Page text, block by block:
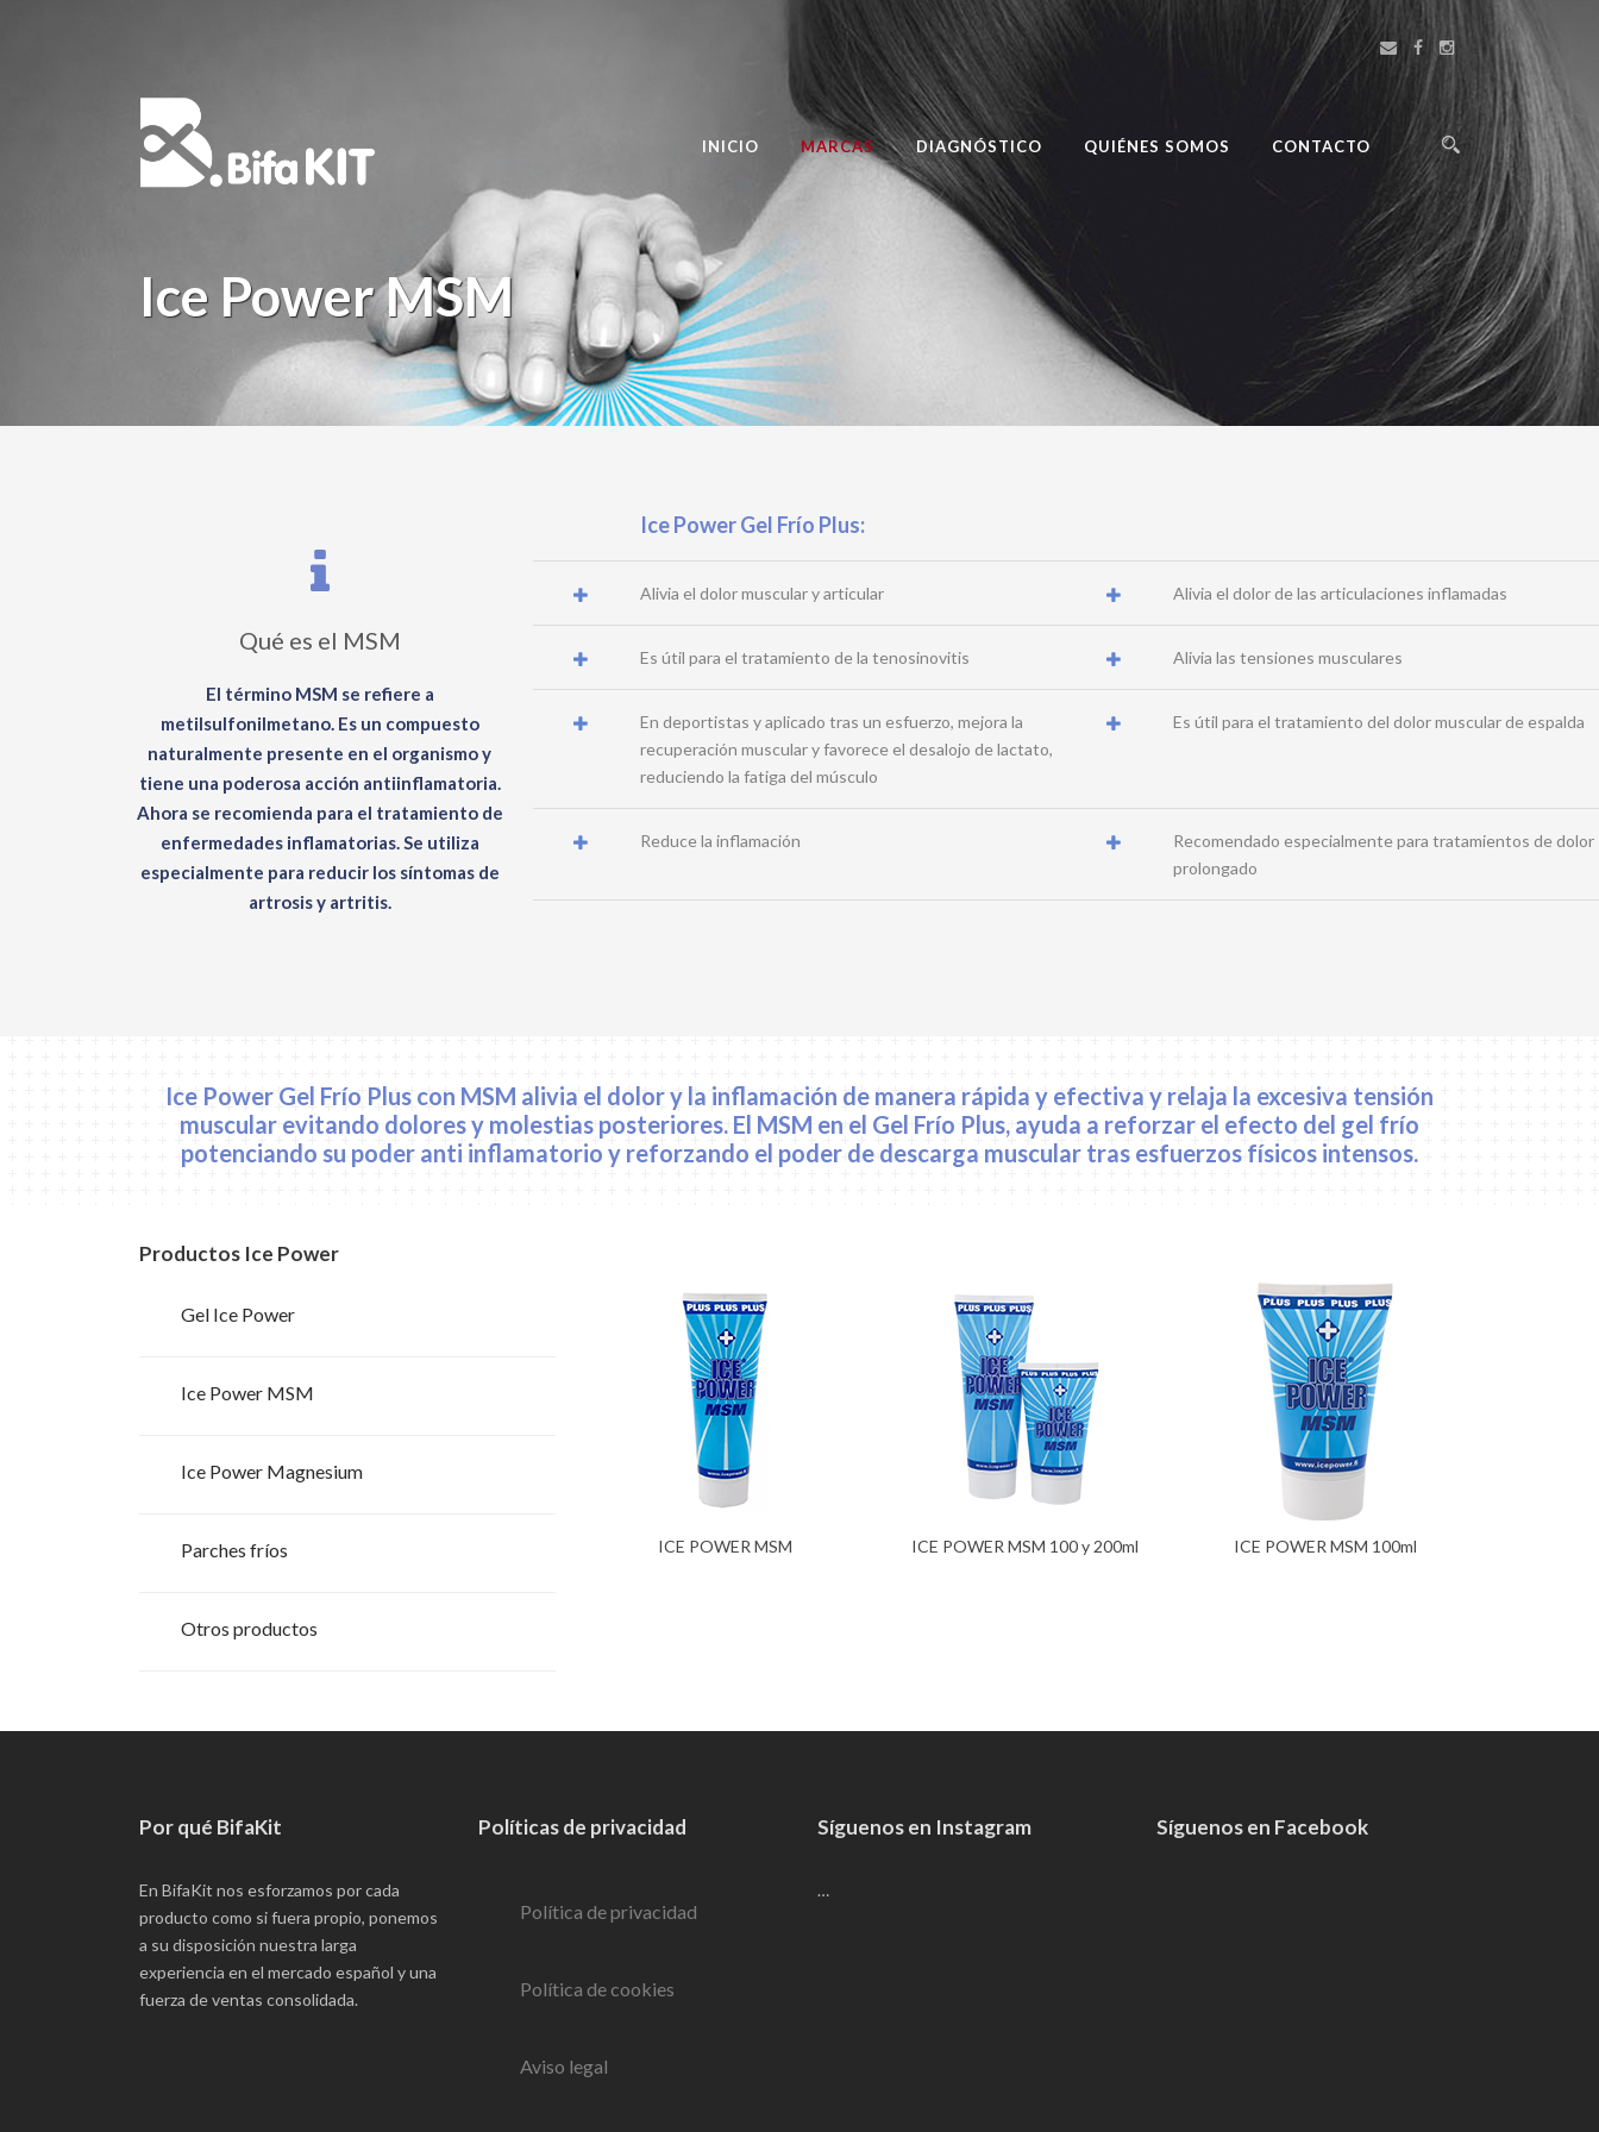
INICIO MARCAS DIAGNÓSTICO QUIÉNES SOMOS CONTACTO
Ice Power MSM
Qué es el MSM
El término MSM se refiere a
metilsulfonilmetano. Es un compuesto
naturalmente presente en el organismo y
tiene una poderosa acción antiinflamatoria.
Ahora se recomienda para el tratamiento de
enfermedades inflamatorias. Se utiliza
especialmente para reducir los síntomas de
artrosis y artritis.
Ice Power Gel Frío Plus:
Alivia el dolor muscular y articular Alivia el dolor de las articulaciones inflamadas
Es útil para el tratamiento de la tenosinovitis Alivia las tensiones musculares
En deportistas y aplicado tras un esfuerzo, mejora la
recuperación muscular y favorece el desalojo de lactato,
reduciendo la fatiga del músculo
Es útil para el tratamiento del dolor muscular de espalda
Reduce la inflamación
Recomendado especialmente para tratamientos de dolor
prolongado
Ice Power Gel Frío Plus con MSM alivia el dolor y la inflamación de manera rápida y efectiva y relaja la excesiva tensión
muscular evitando dolores y molestias posteriores. El MSM en el Gel Frío Plus, ayuda a reforzar el efecto del gel frío
potenciando su poder anti inflamatorio y reforzando el poder de descarga muscular tras esfuerzos físicos intensos.
ICE POWER MSM ICE POWER MSM 100 y 200ml ICE POWER MSM 100ml
Productos Ice Power
Gel Ice Power
Ice Power MSM
Ice Power Magnesium
Parches fríos
Otros productos
Por qué BifaKit
En BifaKit nos esforzamos por cada
producto como si fuera propio, ponemos
a su disposición nuestra larga
experiencia en el mercado español y una
fuerza de ventas consolidada.
Políticas de privacidad
Política de privacidad
Política de cookies
Aviso legal
Síguenos en Instagram
…
Síguenos en Facebook